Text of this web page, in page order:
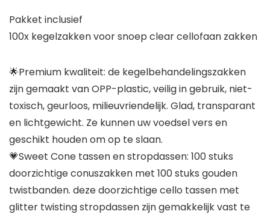
Pakket inclusief
100x kegelzakken voor snoep clear cellofaan zakken
🌟Premium kwaliteit: de kegelbehandelingszakken
zijn gemaakt van OPP-plastic, veilig in gebruik, niet-
toxisch, geurloos, milieuvriendelijk. Glad, transparant
en lichtgewicht. Ze kunnen uw voedsel vers en
geschikt houden om op te slaan.
💗Sweet Cone tassen en stropdassen: 100 stuks
doorzichtige conuszakken met 100 stuks gouden
twistbanden. deze doorzichtige cello tassen met
glitter twisting stropdassen zijn gemakkelijk vast te